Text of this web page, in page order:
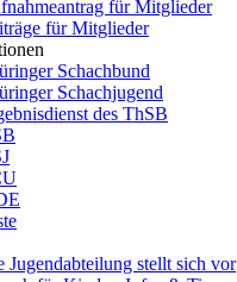
für Mitglieder
für Mitglieder
Schachbund
Schachjugend
des ThSB
Jugendabteilung stellt sich vor